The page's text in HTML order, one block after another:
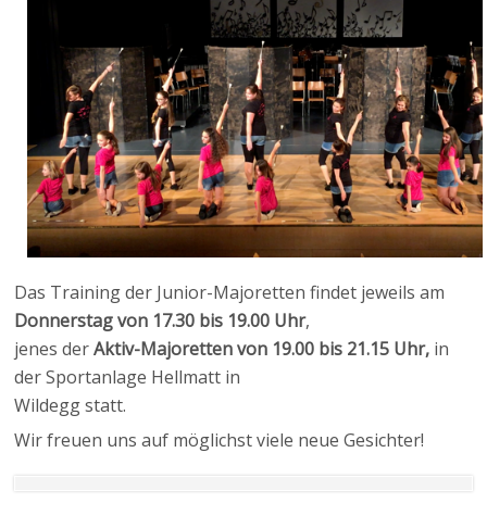
Das Training der Junior-Majoretten findet jeweils am
Donnerstag von 17.30 bis 19.00 Uhr,
jenes derAktiv-Majoretten von 19.00 bis 21.15 Uhr, in
der Sportanlage Hellmatt in
Wildegg statt.
Wir freuen uns auf möglichst viele neue Gesichter!